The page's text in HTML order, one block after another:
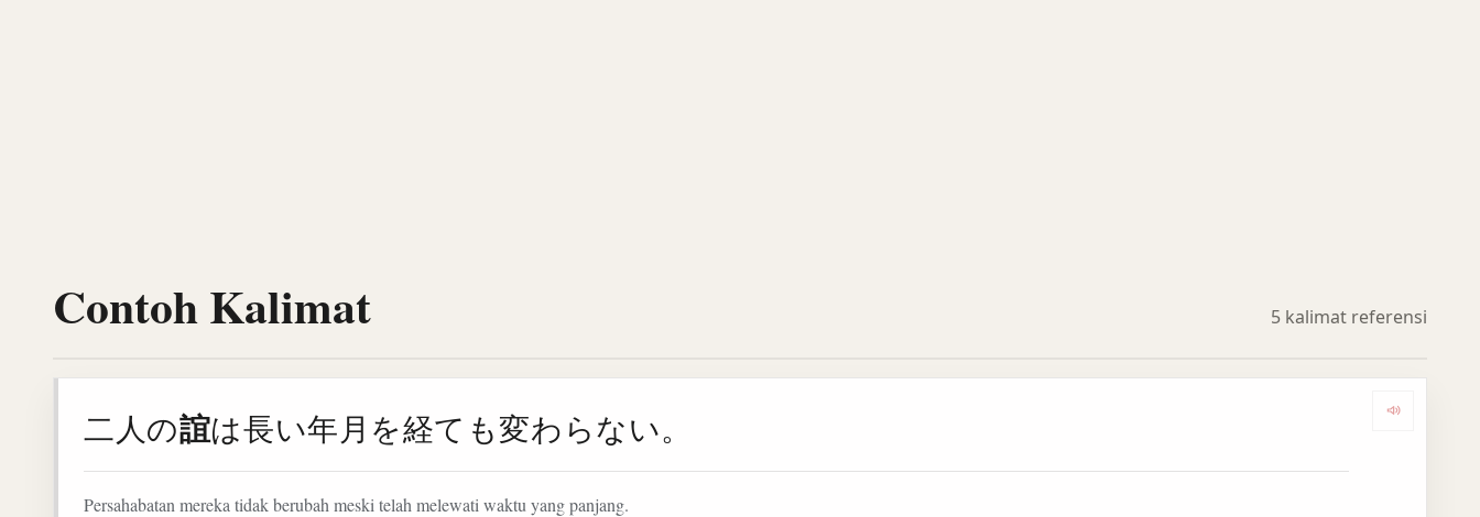
Contoh Kalimat 5 kalimat referensi
二人の誼は長い年月を経ても変わらない。
Persahabatan mereka tidak berubah meski telah melewati waktu yang panjang.